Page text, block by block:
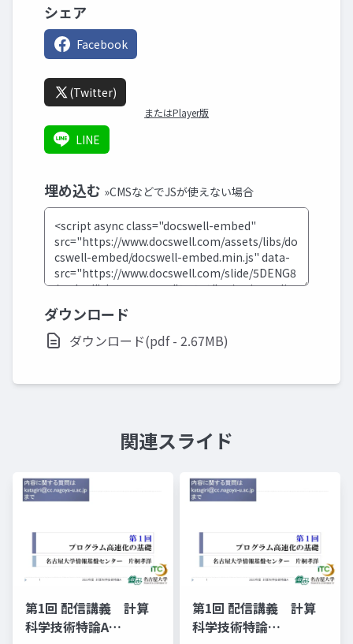
シェア
Facebook
(Twitter)
またはPlayer版
LINE
埋め込む »CMSなどでJSが使えない場合
ダウンロード
ダウンロード(pdf - 2.67MB)
関連スライド
第1回 配信講義 計算
科学技術特論A
第1回 配信講義 計算
科学技術特論